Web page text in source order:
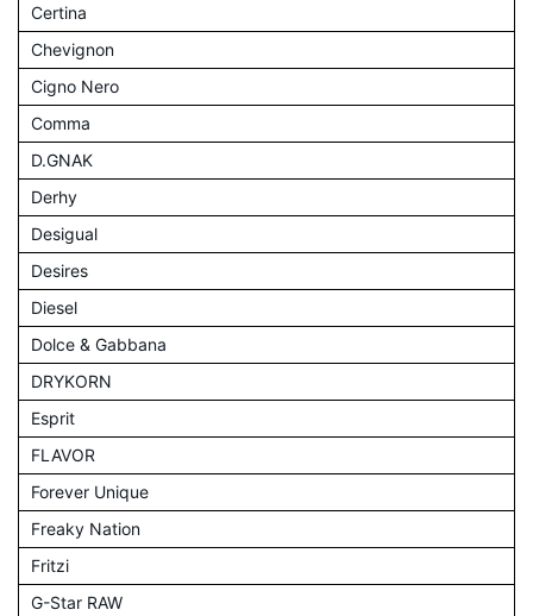
Certina
Chevignon
Cigno Nero
Comma
D.GNAK
Derhy
Desigual
Desires
Diesel
Dolce & Gabbana
DRYKORN
Esprit
FLAVOR
Forever Unique
Freaky Nation
Fritzi
G-Star RAW